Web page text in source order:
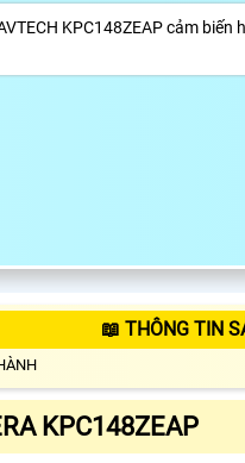
KPC148ZEAP cảm
📖 THÔNG TIN
KPC148ZEAP